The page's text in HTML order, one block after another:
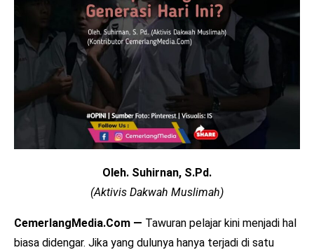
Oleh. Suhirnan, S.Pd.
(Aktivis Dakwah Muslimah)
CemerlangMedia.Com — Tawuran pelajar kini menjadi hal
biasa didengar. Jika yang dulunya hanya terjadi di satu